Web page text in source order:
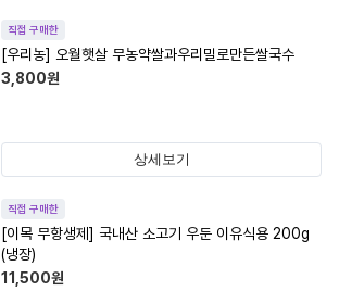
직접 구매한
[우리농] 오월햇살 무농약쌀과우리밀로만든쌀국수
3,800원
상세보기
직접 구매한
[이목 무항생제] 국내산 소고기 우둔 이유식용 200g
(냉장)
11,500원